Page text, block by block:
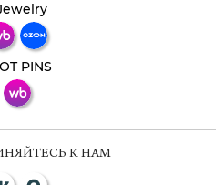
PINS
К НАМ